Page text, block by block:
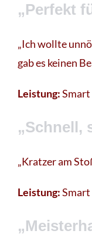
„Perfekt
„Ich wollte
gab es keinen
Leistung:Smart
„Schnell,
„Kratzer am
Leistung:Smart